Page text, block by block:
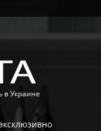
в Украине